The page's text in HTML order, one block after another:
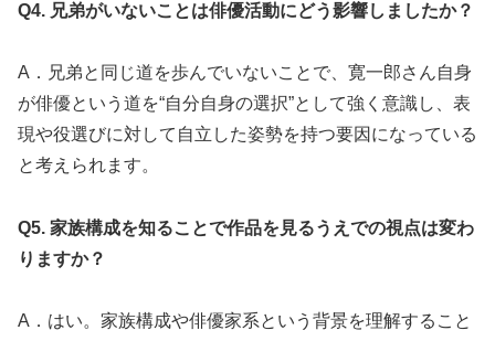
Q4. 兄弟がいないことは俳優活動にどう影響しましたか？
A．兄弟と同じ道を歩んでいないことで、寛一郎さん自身
が俳優という道を“自分自身の選択”として強く意識し、表
現や役選びに対して自立した姿勢を持つ要因になっている
と考えられます。
Q5. 家族構成を知ることで作品を見るうえでの視点は変わ
りますか？
A．はい。家族構成や俳優家系という背景を理解すること